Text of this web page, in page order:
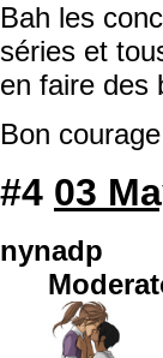
Bah les
séries et
en faire des
Bon
#4 03
nynadp